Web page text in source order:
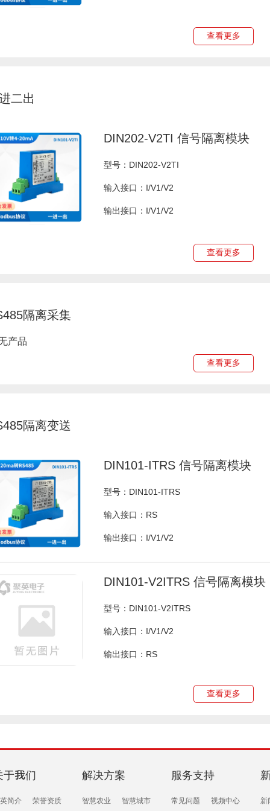
查看更多
二出
DIN202-V2TI 信号隔离模块
型号：DIN202-V2TI
输入接口：I/V1/V2
输出接口：I/V1/V2
查看更多
隔离采集
产品
查看更多
隔离变送
DIN101-ITRS 信号隔离模块
型号：DIN101-ITRS
输入接口：RS
输出接口：I/V1/V2
DIN101-V2ITRS 信号隔离模块
型号：DIN101-V2ITRS
输入接口：I/V1/V2
输出接口：RS
查看更多
于我们
简介 荣誉资质
解决方案
智慧农业 智慧城市
服务支持
常见问题 视频中心 新